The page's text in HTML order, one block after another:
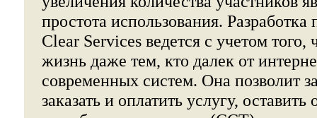
простота использования.
Clear Services ведется с учетом того,
жизнь даже тем, кто далек от
современных систем. Она позволит
заказать и оплатить услугу, оставить